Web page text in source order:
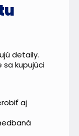
detaily.
sa kupujúci
aj